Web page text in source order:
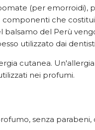
(per
che
del Perù
utilizzato dai
cutanea.
nei profumi.
senza parabeni,